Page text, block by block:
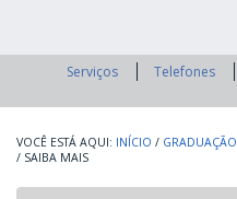
Serviços Telefones
INÍCIO / GRADUAÇÃO
/ SAIBA MAIS